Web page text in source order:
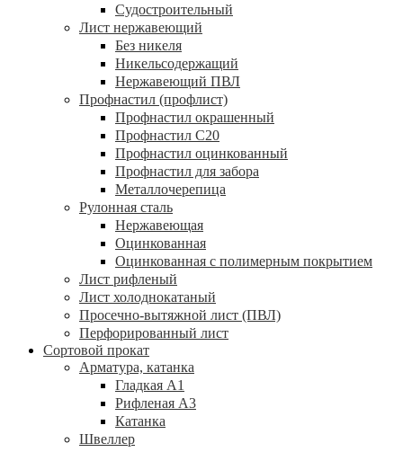
Судостроительный
Лист нержавеющий
Без никеля
Никельсодержащий
Нержавеющий ПВЛ
Профнастил (профлист)
Профнастил окрашенный
Профнастил С20
Профнастил оцинкованный
Профнастил для забора
Металлочерепица
Рулонная сталь
Нержавеющая
Оцинкованная
Оцинкованная с полимерным покрытием
Лист рифленый
Лист холоднокатаный
Просечно-вытяжной лист (ПВЛ)
Перфорированный лист
Сортовой прокат
Арматура, катанка
Гладкая А1
Рифленая А3
Катанка
Швеллер